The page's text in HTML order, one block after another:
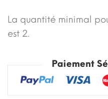
La quantité minimal
est 2.
Paiement